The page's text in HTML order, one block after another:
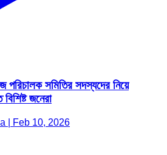
সমিতির সদস্যদের নিয়ে
জনেরা
| Feb 10, 2026